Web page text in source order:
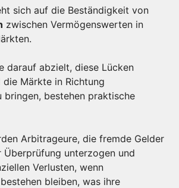
sich auf die Beständigkeit von
zwischen Vermögenswerten in
darauf abzielt, diese Lücken
die Märkte in Richtung
bringen, bestehen praktische
Arbitrageure, die fremde Gelder
Überprüfung unterzogen und
Verlusten, wenn
bleiben, was ihre